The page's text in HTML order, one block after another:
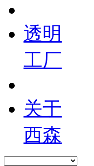
透明
工厂
关于
西森